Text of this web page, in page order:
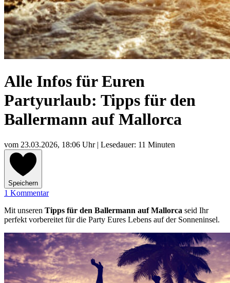
Alle Infos für Euren
Partyurlaub: Tipps für den
Ballermann auf Mallorca
vom 23.03.2026, 18:06 Uhr| Lesedauer: 11 Minuten
Speichern
1 Kommentar
Mit unseren Tipps für den Ballermann auf Mallorca seid Ihr
perfekt vorbereitet für die Party Eures Lebens auf der Sonneninsel.